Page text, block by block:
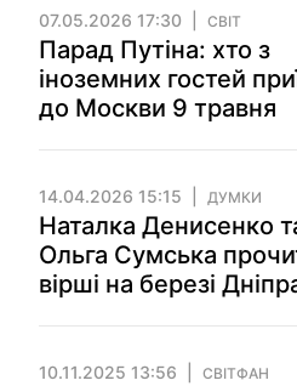
07.05.2026 17:30 СВІТ
Парад Путіна: хто з
іноземних гостей
до Москви 9 травня
14.04.2026 15:15 ДУМКИ
Наталка Денисенко
Ольга Сумська
вірші на березі
10.11.2025 13:56 СВІТФАН